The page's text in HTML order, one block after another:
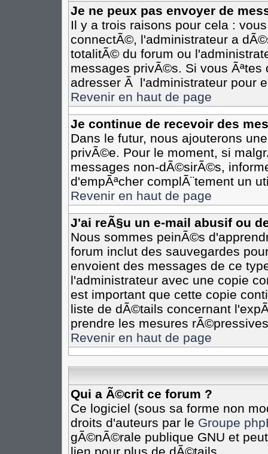
Je ne peux pas envoyer de
Il y a trois raisons pour cela :
connectÃ©, l'administrateur a
totalitÃ© du forum ou
messages privÃ©s. Si vous
adresser Ã l'administrateur pour
Revenir en haut de page
Je continue de recevoir des
Dans le futur, nous ajouterons
privÃ©e. Pour le moment, si
messages non-dÃ©sirÃ©s,
d'empÃªcher complÃ¨tement un
Revenir en haut de page
J'ai reÃ§u un e-mail abusif ou
Nous sommes peinÃ©s
forum inclut des sauvegardes
envoient des messages de ce
l'administrateur avec une copie
est important que cette copie
liste de dÃ©tails concernant
prendre les mesures
Revenir en haut de page
Qui a Ã©crit ce forum ?
Ce logiciel (sous sa forme non
droits d'auteurs par le Groupe
gÃ©nÃ©rale publique GNU et